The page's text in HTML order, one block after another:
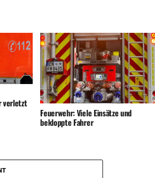
verletzt
Feuerwehr: Viele Einsätze und
bekloppte Fahrer